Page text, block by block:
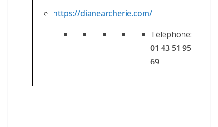
https://dianearcherie.com/
Téléphone:
01 43 51 95
69